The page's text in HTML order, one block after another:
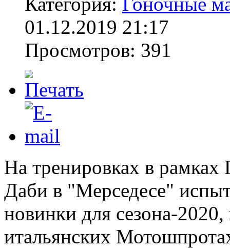
01.12.2019 21:17
Просмотров: 391
На тренировках в
Даби в "Мерседесе"
новинки для сезона-
итальянских